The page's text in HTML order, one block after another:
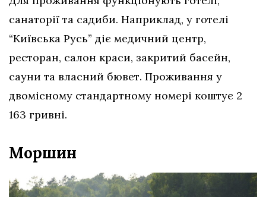
санаторії та садиби. Наприклад, у готелі
“Київська Русь” діє медичний центр,
ресторан, салон краси, закритий басейн,
сауни та власний бювет. Проживання у
двомісному стандартному номері коштує 2
163 гривні.
Моршин